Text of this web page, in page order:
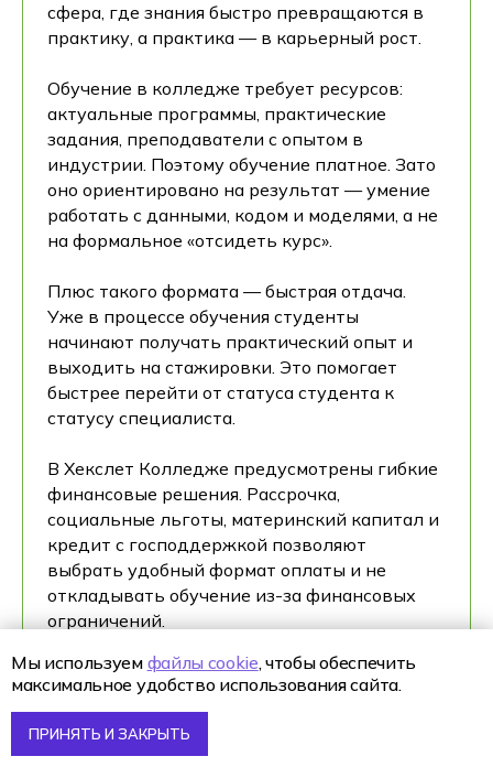
сфера, где знания быстро превращаются в
практику, а практика — в карьерный рост.
Обучение в колледже требует ресурсов:
актуальные программы, практические
задания, преподаватели с опытом в
индустрии. Поэтому обучение платное. Зато
оно ориентировано на результат — умение
работать с данными, кодом и моделями, а не
на формальное «отсидеть курс».
Плюс такого формата — быстрая отдача.
Уже в процессе обучения студенты
начинают получать практический опыт и
выходить на стажировки. Это помогает
быстрее перейти от статуса студента к
статусу специалиста.
В Хекслет Колледже предусмотрены гибкие
финансовые решения. Рассрочка,
социальные льготы, материнский капитал и
кредит с господдержкой позволяют
выбрать удобный формат оплаты и не
откладывать обучение из-за финансовых
ограничений.
В итоге стоимость обучения — это плата за
систему, которая помогает войти в
Мы используем файлы cookie, чтобы обеспечить
максимальное удобство использования сайта.
ПРИНЯТЬ И ЗАКРЫТЬ